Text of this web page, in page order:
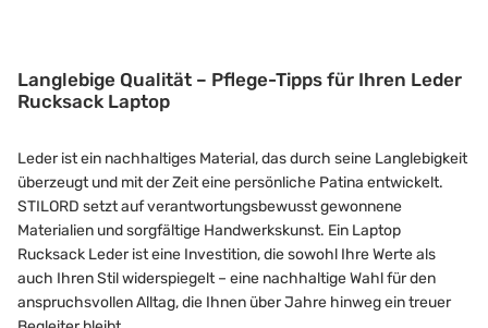
Langlebige Qualität – Pflege-Tipps für Ihren Leder
Rucksack Laptop
Leder ist ein nachhaltiges Material, das durch seine Langlebigkeit
überzeugt und mit der Zeit eine persönliche Patina entwickelt.
STILORD setzt auf verantwortungsbewusst gewonnene
Materialien und sorgfältige Handwerkskunst. Ein Laptop
Rucksack Leder ist eine Investition, die sowohl Ihre Werte als
auch Ihren Stil widerspiegelt – eine nachhaltige Wahl für den
anspruchsvollen Alltag, die Ihnen über Jahre hinweg ein treuer